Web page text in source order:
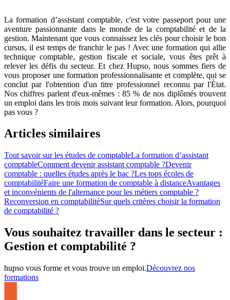
La formation d’assistant comptable, c'est votre passeport pour une
aventure passionnante dans le monde de la comptabilité et de la
gestion. Maintenant que vous connaissez les clés pour choisir le bon
cursus, il est temps de franchir le pas ! Avec une formation qui allie
technique comptable, gestion fiscale et sociale, vous êtes prêt à
relever les défis du secteur. Et chez Hupso, nous sommes fiers de
vous proposer une formation professionnalisante et complète, qui se
conclut par l'obtention d'un titre professionnel reconnu par l'État.
Nos chiffres parlent d'eux-mêmes : 85 % de nos diplômés trouvent
un emploi dans les trois mois suivant leur formation. Alors, pourquoi
pas vous ?
Articles similaires
Tout savoir sur les études de comptableLa formation d’assistant
comptableComment devenir assistant comptable ?Devenir
comptable : quelles études après le bac ?Les tops écoles de
comptabilitéFaire une formation de comptable à distanceAvantages
et inconvénients de l'alternance pour les métiers comptable ?
Reconversion en comptabilitéSur quels critères choisir la formation
de comptabilité ?
Vous souhaitez travailler dans le secteur :
Gestion et comptabilité ?
hupso vous forme et vous trouve un emploi.Découvrez nos
formations